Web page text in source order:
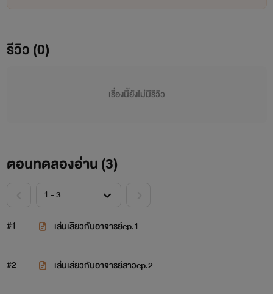
รีวิว (0)
เรื่องนี้ยังไม่มีรีวิว
ตอนทดลองอ่าน (3)
#1 เล่นเสียวกับอาจารย์ep.1
#2 เล่นเสียวกับอาจารย์สาวep.2